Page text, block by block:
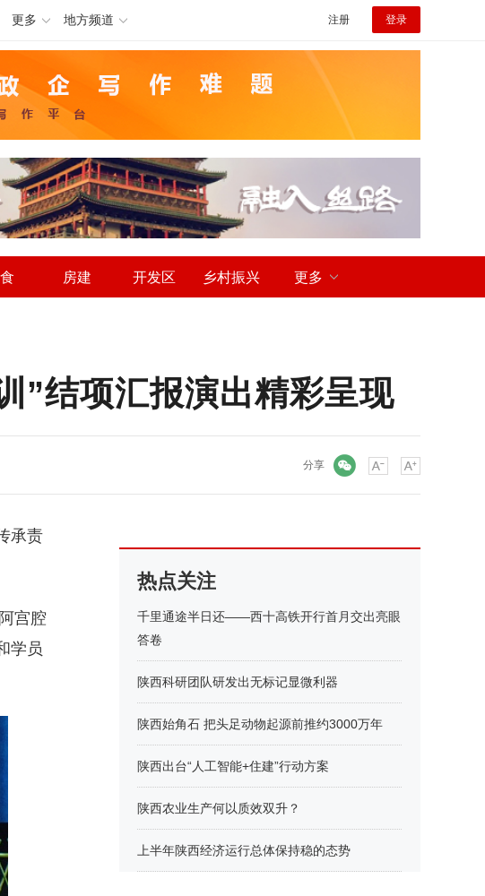
更多 地方频道 注册 登录
房建 开发区 乡村振兴 更多
”结项汇报演出精彩呈现
分享
承责
宫腔
学员
热点关注
千里通途半日还——西十高铁开行首月交出亮眼
答卷
陕西科研团队研发出无标记显微利器
陕西始角石 把头足动物起源前推约3000万年
陕西出台“人工智能+住建”行动方案
陕西农业生产何以质效双升？
上半年陕西经济运行总体保持稳的态势